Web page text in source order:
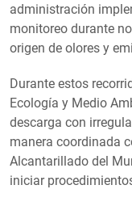
administración
monitoreo durante
origen de olores y
Durante estos
Ecología y Medio
descarga con
manera coordinada
Alcantarillado del
iniciar